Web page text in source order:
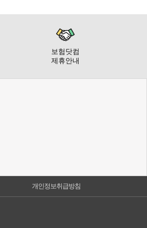
보험닷컴
제휴안내
개인정보취급방침